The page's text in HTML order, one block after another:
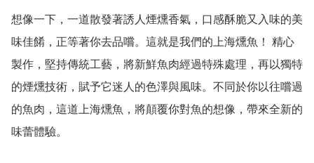
想像一下，一道散發著誘人煙燻香氣，口感酥脆又入味的美
味佳餚，正等著你去品嚐。這就是我們的上海燻魚！ 精心
製作，堅持傳統工藝，將新鮮魚肉經過特殊處理，再以獨特
的煙燻技術，賦予它迷人的色澤與風味。不同於你以往嚐過
的魚肉，這道上海燻魚，將顛覆你對魚的想像，帶來全新的
味蕾體驗。